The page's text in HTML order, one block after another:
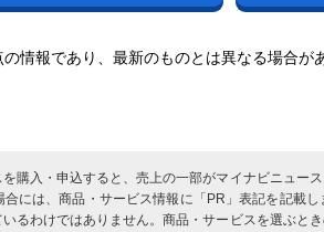
情報であり、最新のものとは異なる場合が
購入・申込すると、売上の一部がマイナビニュー
合には、商品・サービス情報に「PR」表記を記載
るわけではありません。商品・サービスを選ぶと